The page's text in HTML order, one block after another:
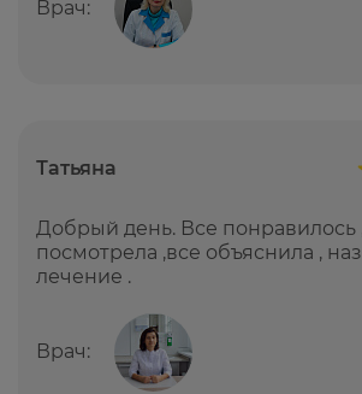
Врач:
Татьяна
Добрый день. Все понравилось
посмотрела ,все объяснила ,
лечение .
Врач: